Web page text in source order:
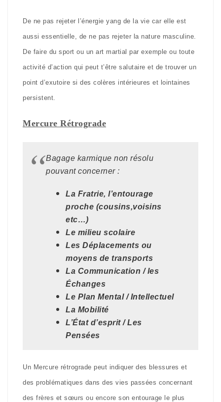
De ne pas rejeter l’énergie yang de la vie car elle est
aussi essentielle, de ne pas rejeter la nature masculine.
De faire du sport ou un art martial par exemple ou toute
activité d’action qui peut t’être salutaire et de trouver un
point d’exutoire si des colères intérieures et lointaines
persistent.
Mercure Rétrograde
Bagage karmique non résolu
pouvant concerner :
La Fratrie, l’entourage
proche (cousins,voisins
etc…)
Le milieu scolaire
Les Déplacements ou
moyens de transports
La Communication / les
Échanges
Le Plan Mental / Intellectuel
La Mobilité
L’État d’esprit / Les
Pensées
Un Mercure rétrograde peut indiquer des blessures et
des problématiques dans des vies passées concernant
des frères et sœurs ou encore son entourage le plus